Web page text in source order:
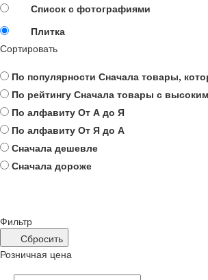
Список с фотографиями
Плитка
Сортировать
По популярности Сначала товары,
По рейтингу Сначала товары с
По алфавиту От А до Я
По алфавиту От Я до А
Сначала дешевле
Сначала дороже
Фильтр
Сбросить
Розничная цена